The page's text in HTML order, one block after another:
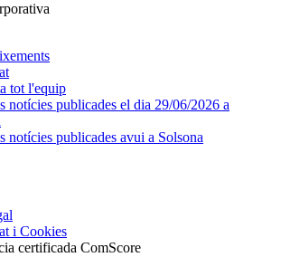
tot l'equip
notícies publicades el dia 29/06/2026 a
notícies publicades avui a Solsona
i Cookies
certificada ComScore